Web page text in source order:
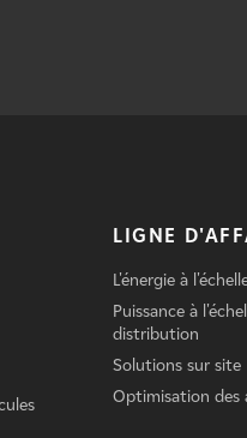
LIGNE
L'énergie à
Puissance à
distribution
Solutions sur site
Optimisation des